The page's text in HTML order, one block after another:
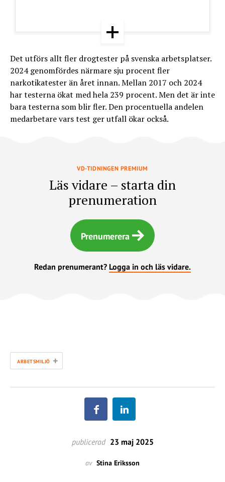
Andel positiva test: 1,5%
2023
Antal test: 8 946
Andel positiva test: 1,9%
2024
Antal test: 9 548
Det utförs allt fler drogtester på svenska arbetsplatser.
2024 genomfördes närmare sju procent fler
narkotikatester än året innan. Mellan 2017 och 2024
har testerna ökat med hela 239 procent. Men det är inte
bara testerna som blir fler. Den procentuella andelen
medarbetare vars test ger utfall ökar också.
VD-TIDNINGEN PREMIUM
Läs vidare – starta din
prenumeration
Prenumerera
Redan prenumerant? Logga in och läs vidare.
ARBETSMILJÖ +
publicerad 23 maj 2025
av Stina Eriksson